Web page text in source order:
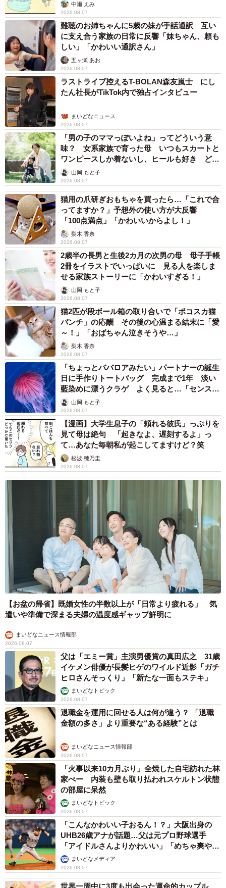
中瀬 えみ
2026.08.07
難聴のお姉ちゃんに5歳の妹が手話通訳 互い
に支え合う家族の日常に反響「妹ちゃん、頼も
しい」「かわいい通訳さん」
五ヶ瀬 あお
2026.08.07
ラストライブ控えるT-BOLAN森友嵐士 にし
たん社長がTikTok内で独占インタビュー
まいどなニュース
2026.08.07
「男の子のママっぽいよね」ってどういう意
味？ 女系家族で育った母 いつもスカートと
ワンピースしか着ないし、ヒールも好き どの
へんが…
山岡 もと子
2026.08.07
猫用の爪研ぎおもちゃを買ったら…「これで合
ってますか？」予想外の使い方が大反響
「100点満点」「かわいいからよし！」
梨木 香奈
2026.08.07
2歳半の長男と生後2カ月の次男の母 母子手帳
2冊をイラストでいっぱいに 見る人を楽しま
せる家族ストーリーに「かわいすぎる！」
山岡 もと子
2026.08.07
猫2匹が段ボール箱の取り合いで「ポコスカ猫
パンチ」の応酬 その後の心温まる結末に「愛
～！」「おばちゃん泣きそうや…」
梨木 香奈
2026.08.07
「ちょっとババロアみたい」パートナーの誕生
日に手作りトートバッグ 完成まで1年 淡い
藍染めに漂うクラゲ よく見ると…「センスす
ごい」山岡 もと子
2026.08.07
【漫画】大学生息子の「頼れる彼氏」っぷりを
見て母は絶句 「起きなよ、遅刻するよ」っ
て…あなた毎朝私が起こしてますけど？笑
松波 穂乃圭
2026.08.07
【お盆の帰省】既婚女性の半数以上が「日常より疲れる」 気
遣いや準備で深まる夫婦の温度感ギャップ鮮明に
まいどなニュース情報部
2026.08.07
父は「エミー賞」主演男優賞の真田広之 31歳
イケメン俳優が長髪ヒゲのワイルド近影「ガチ
ヒロさんそっくり」「新たな一面もステキ」
まいどなトピック
2026.08.07
退職金を運用に回せる人は何が違う？ 「退職
金額の多さ」より重要な“ある経験”とは
まいどなニュース情報部
2026.08.07
「火事以来10カ月ぶり」全焼した自宅訪れた林
家ぺー 内装も壁も取り払われスケルトン状態
の部屋に呆然
まいどなトピック
2026.08.07
「こんなかわいい子おるん！？」大阪出身の
UHB26歳アナが話題…父は元プロ野球選手
「アイドルさんよりかわいい」「めちゃ爽や
か」まいどなメディア
2026.08.07
世界一周中に3度も出会った運命的カップル